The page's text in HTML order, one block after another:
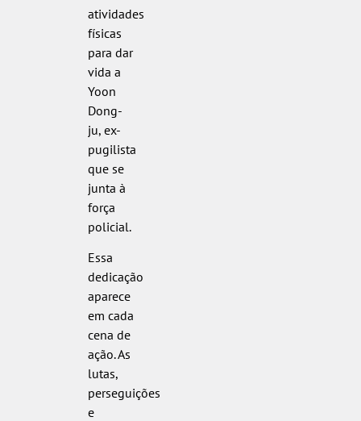
atividades
físicas
para dar
vida a
Yoon
Dong-
ju, ex-
pugilista
que se
junta à
força
policial.
Essa
dedicação
aparece
em cada
cena de
ação. As
lutas,
perseguições
e